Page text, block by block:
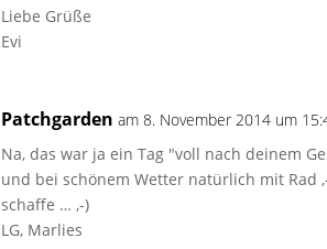
Liebe Grüße
Evi
Patchgarden am 8. November 2014 um
Na, das war ja ein Tag "voll nach deinem
und bei schönem Wetter natürlich mit Rad
schaffe … ,-)
LG, Marlies